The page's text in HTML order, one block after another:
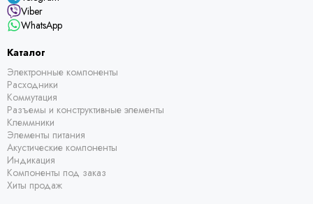
Viber
WhatsApp
Каталог
Электронные компоненты
Расходники
Коммутация
Разъемы и конструктивные элементы
Клеммники
Элементы питания
Акустические компоненты
Индикация
Компоненты под заказ
Хиты продаж